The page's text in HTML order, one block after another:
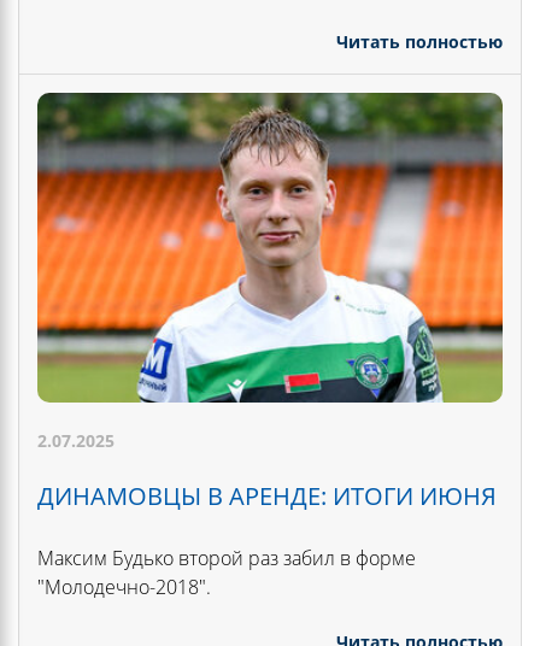
Читать полностью
2.07.2025
ДИНАМОВЦЫ В АРЕНДЕ: ИТОГИ ИЮНЯ
Максим Будько второй раз забил в форме
"Молодечно-2018".